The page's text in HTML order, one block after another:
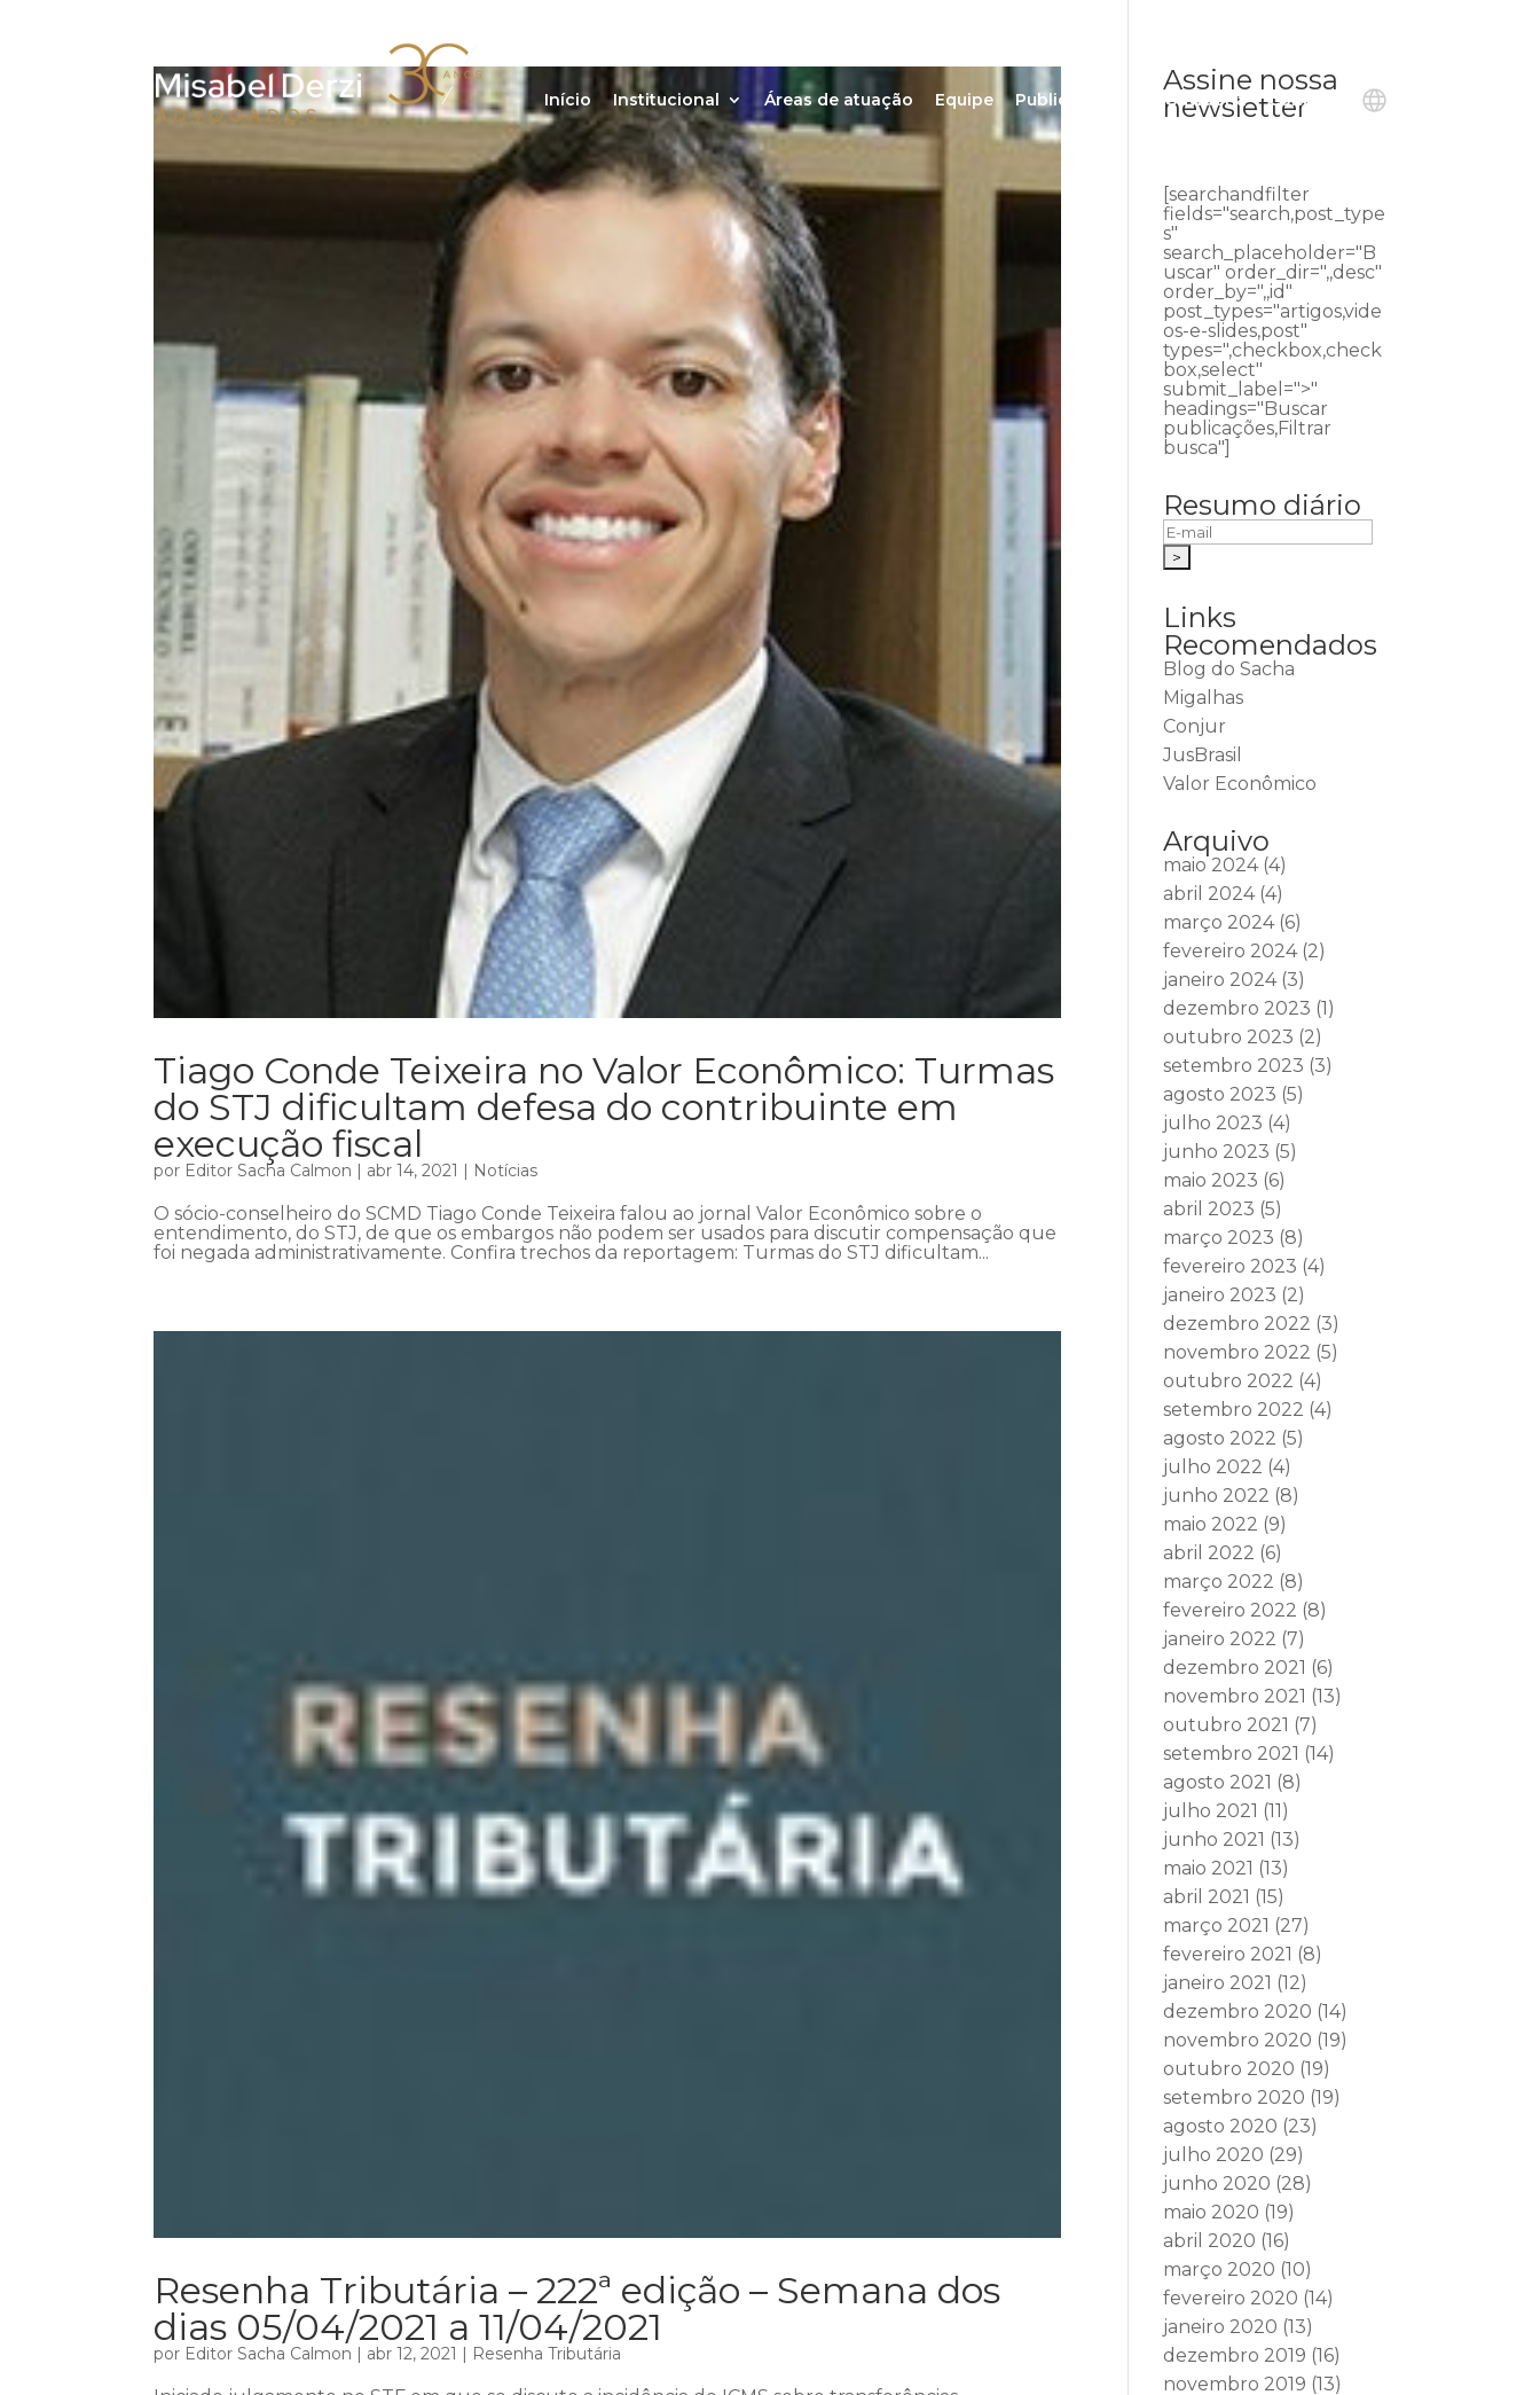
Início Institucional Áreas de atuação Equipe Publicações Ouvidoria Contato
Tiago Conde Teixeira no Valor Econômico: Turmas
do STJ dificultam defesa do contribuinte em
execução fiscal
por Editor Sacha Calmon | abr 14, 2021 | Notícias
O sócio-conselheiro do SCMD Tiago Conde Teixeira falou ao jornal Valor Econômico sobre o
entendimento, do STJ, de que os embargos não podem ser usados para discutir compensação que
foi negada administrativamente. Confira trechos da reportagem: Turmas do STJ dificultam...
Resenha Tributária – 222ª edição – Semana dos
dias 05/04/2021 a 11/04/2021
por Editor Sacha Calmon | abr 12, 2021 | Resenha Tributária
Assine nossa
newsletter
[searchandfilter
fields="search,post_type
s"
search_placeholder="B
uscar" order_dir=",,desc"
order_by=",,id"
post_types="artigos,vide
os-e-slides,post"
types=",checkbox,check
box,select"
submit_label=">"
headings="Buscar
publicações,Filtrar
busca"]
Resumo diário
Links
Recomendados
Blog do Sacha
Migalhas
Conjur
JusBrasil
Valor Econômico
Arquivo
maio 2024(4)
abril 2024(4)
março 2024(6)
fevereiro 2024(2)
janeiro 2024(3)
dezembro 2023 (1)
outubro 2023 (2)
setembro 2023 (3)
agosto 2023 (5)
julho 2023 (4)
junho 2023 (5)
maio 2023 (6)
abril 2023 (5)
março 2023 (8)
fevereiro 2023 (4)
janeiro 2023 (2)
dezembro 2022 (3)
novembro 2022 (5)
outubro 2022 (4)
setembro 2022 (4)
agosto 2022 (5)
julho 2022 (4)
junho 2022 (8)
maio 2022 (9)
abril 2022 (6)
março 2022 (8)
fevereiro 2022 (8)
janeiro 2022 (7)
dezembro 2021 (6)
novembro 2021 (13)
outubro 2021 (7)
setembro 2021 (14)
agosto 2021 (8)
julho 2021 (11)
junho 2021 (13)
maio 2021 (13)
abril 2021 (15)
março 2021 (27)
fevereiro 2021 (8)
janeiro 2021 (12)
dezembro 2020 (14)
novembro 2020 (19)
outubro 2020 (19)
setembro 2020 (19)
agosto 2020 (23)
julho 2020 (29)
junho 2020 (28)
maio 2020 (19)
abril 2020 (16)
março 2020 (10)
fevereiro 2020 (14)
janeiro 2020 (13)
dezembro 2019 (16)
novembro 2019 (13)